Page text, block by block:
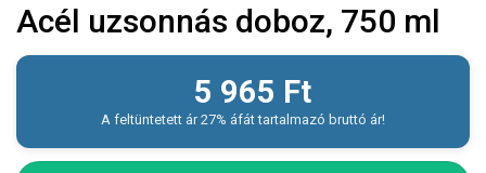
Acél uzsonnás doboz, 750 ml
5 965 Ft
A feltüntetett ár 27% áfát tartalmazó bruttó ár!